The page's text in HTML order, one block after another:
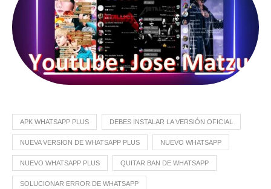
APK WHATSAPP PLUS DEBES INSTALAR LA VERSIÓN OFICIAL
NUEVA VERSION DE WHATSAPP PLUS NUEVO WHATSAPP
NUEVO WHATSAPP PLUS QUITAR BAN DE WHATSAPP
SOLUCIONAR ERROR DE WHATSAPP